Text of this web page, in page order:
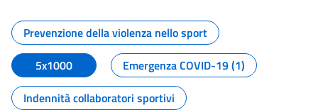
Tutti i contenuti della pagina
Prevenzione della violenza nello sport
5x1000
Emergenza COVID-19 (1)
Indennità collaboratori sportivi